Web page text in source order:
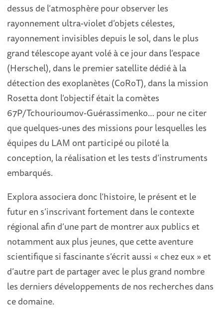
dessus de l’atmosphère pour observer les
rayonnement ultra-violet d’objets célestes,
rayonnement invisibles depuis le sol, dans le plus
grand télescope ayant volé à ce jour dans l’espace
(Herschel), dans le premier satellite dédié à la
détection des exoplanètes (CoRoT), dans la mission
Rosetta dont l’objectif était la comètes
67P/Tchourioumov-Guérassimenko… pour ne citer
que quelques-unes des missions pour lesquelles les
équipes du LAM ont participé ou piloté la
conception, la réalisation et les tests d’instruments
embarqués.
Explora associera donc l’histoire, le présent et le
futur en s’inscrivant fortement dans le contexte
régional afin d’une part de montrer aux publics et
notamment aux plus jeunes, que cette aventure
scientifique si fascinante s’écrit aussi « chez eux » et
d’autre part de partager avec le plus grand nombre
les derniers développements de nos recherches dans
ce domaine.